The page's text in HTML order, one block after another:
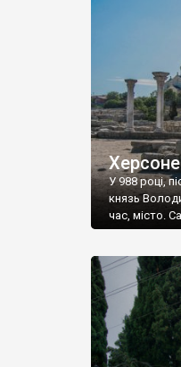
культурної
Офіційно –
влада в
У 988 році,
князь
час, місто.
диктувати
Херсонесі
Херсонесу